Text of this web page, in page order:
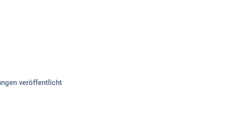
veröffentlicht